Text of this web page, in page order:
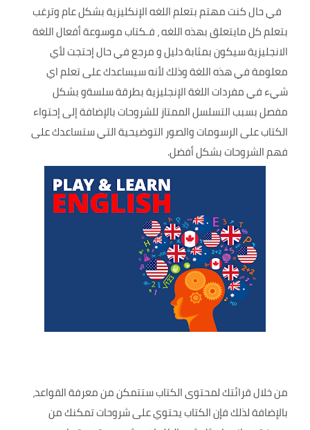
في حال كنت مهتم بتعلم اللغه الإنكليزية بشكل عام وترغب
بتعلم كل مايتعلق بهذه اللغه ، فـكتاب موسوعة أفعال اللغة
الانجليزية سيكون بمثابة دليل و مرجع في حال إحتجت لأي
معلومة في هذه اللغة وذلك لأنه سيساعدك على تعلم اي
شيء في مفردات اللغة الإنجليزية بطرقة سلسةو بشكل
مفصل بسبب التسلسل الممتاز للشروحات بالإضافة إلى إحتواء
الكتاب على الرسومات والصور التوضيحية التي ستساعدك على
فهم الشروحات بشكل أفضل.
من خلال قرائتك لمحتوى الكتاب ستتمكن من معرفة القواعد،
بالإضافة لذلك فإن الكتاب يحتوي على شروحات تمكنك من